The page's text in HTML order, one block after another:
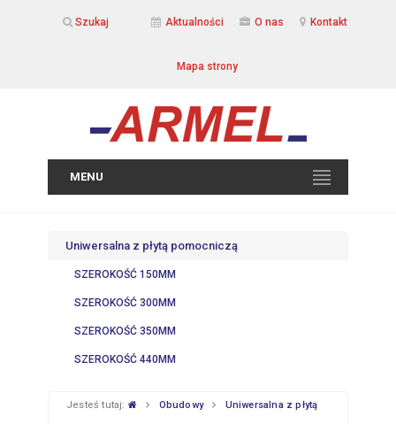
Szukaj Aktualności O nas Kontakt
Mapa strony
MENU
Uniwersalna z płytą pomocniczą
SZEROKOŚĆ 150MM
SZEROKOŚĆ 300MM
SZEROKOŚĆ 350MM
SZEROKOŚĆ 440MM
Jesteś tutaj: Obudowy Uniwersalna z płytą